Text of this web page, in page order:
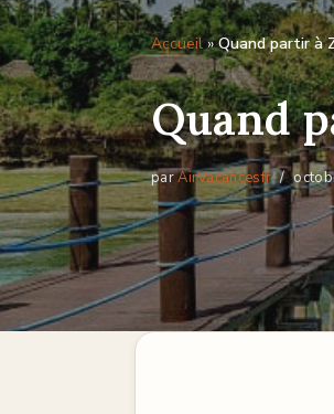
Accueil»Quand partir à
Quand
parAirVacancesfr